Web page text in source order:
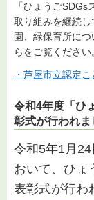
「ひょうご
取り組みを継続
園、緑保育所に
らをご覧ください
・芦屋市立認定
令和4年度「ひ
彰式が行われま
令和5年1月
おいて、ひょ
表彰式が行わ